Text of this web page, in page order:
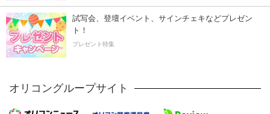
試写会、登壇イベント、サインチェキなどプレゼン
ト！
プレゼント特集
オリコングループサイト